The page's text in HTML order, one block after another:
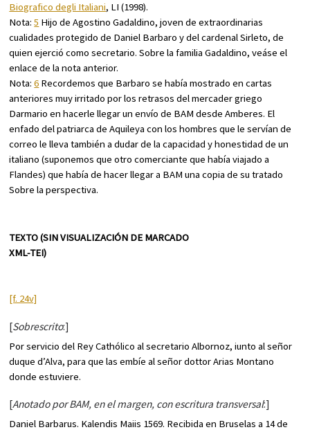
Biografico degli Italiani, LI (1998).
Nota:5 Hijo de Agostino Gadaldino, joven de extraordinarias
cualidades protegido de Daniel Barbaro y del cardenal Sirleto, de
quien ejerció como secretario. Sobre la familia Gadaldino, veáse el
enlace de la nota anterior.
Nota:6 Recordemos que Barbaro se había mostrado en cartas
anteriores muy irritado por los retrasos del mercader griego
Darmario en hacerle llegar un envío de BAM desde Amberes. El
enfado del patriarca de Aquileya con los hombres que le servían de
correo le lleva también a dudar de la capacidad y honestidad de un
italiano (suponemos que otro comerciante que había viajado a
Flandes) que había de hacer llegar a BAM una copia de su tratado
Sobre la perspectiva.
TEXTO (SIN VISUALIZACIÓN DE MARCADO
XML-TEI)
[f. 24v]
[Sobrescrito:]
Por servicio del Rey Cathólico al secretario Albornoz, iunto al señor
duque d’Alva, para que las embíe al señor dottor Arias Montano
donde estuviere.
[Anotado por BAM, en el margen, con escritura transversal:]
Daniel Barbarus. Kalendis Maiis 1569. Recibida en Bruselas a 14 de